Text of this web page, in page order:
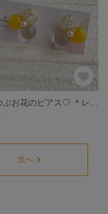
次へ